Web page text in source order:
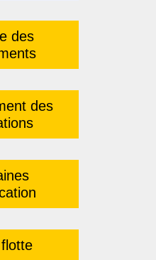
des
des